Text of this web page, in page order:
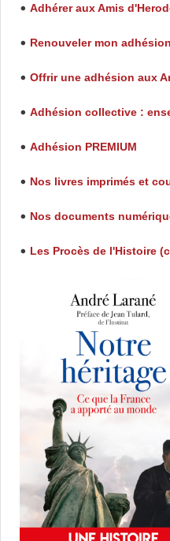
• Adhérer aux Amis
• Renouveler mon adhésion
• Offrir une adhésion aux
• Adhésion collective :
• Adhésion PREMIUM
• Nos livres imprimés et
• Nos documents
• Les Procès de l'Histoire